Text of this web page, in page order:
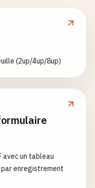
(2up/4up/8up)
avec un tableau
enregistrement